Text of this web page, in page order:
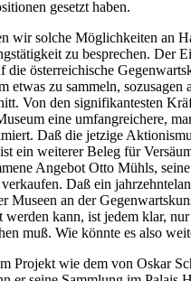
gesetzt haben.
wir solche Möglichkeiten an
zu besprechen. Der
die österreichische
etwas zu sammeln, sozusagen
Von den signifikantesten
eine umfangreichere,
Daß die jetzige
ein weiterer Beleg für
Angebot Otto Mühls,
Daß ein
Museen an der
werden kann, ist jedem klar,
muß. Wie könnte es also
Projekt wie dem von Oskar